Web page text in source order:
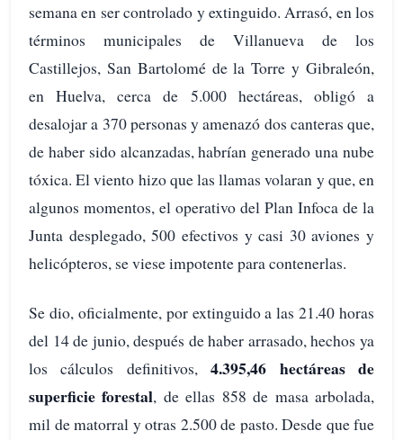
semana en ser controlado y extinguido. Arrasó, en los
términos municipales de Villanueva de los
Castillejos, San Bartolomé de la Torre y Gibraleón,
en Huelva, cerca de 5.000 hectáreas, obligó a
desalojar a 370 personas y amenazó dos canteras que,
de haber sido alcanzadas, habrían generado una nube
tóxica. El viento hizo que las llamas volaran y que, en
algunos momentos, el operativo del Plan Infoca de la
Junta desplegado, 500 efectivos y casi 30 aviones y
helicópteros, se viese impotente para contenerlas.
Se dio, oficialmente, por extinguido a las 21.40 horas
del 14 de junio, después de haber arrasado, hechos ya
los cálculos definitivos,4.395,46 hectáreas de
superficie forestal, de ellas 858 de masa arbolada,
mil de matorral y otras 2.500 de pasto. Desde que fue